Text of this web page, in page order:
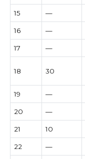
15 —
16 —
17 —
18 30
19 —
20 —
21 10
22 —